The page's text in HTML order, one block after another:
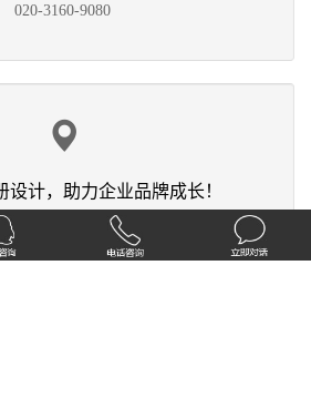
020-3160-9080
设计，助力企业品牌成长！
广州天河区东圃
B213-215（黄村地铁B出口）